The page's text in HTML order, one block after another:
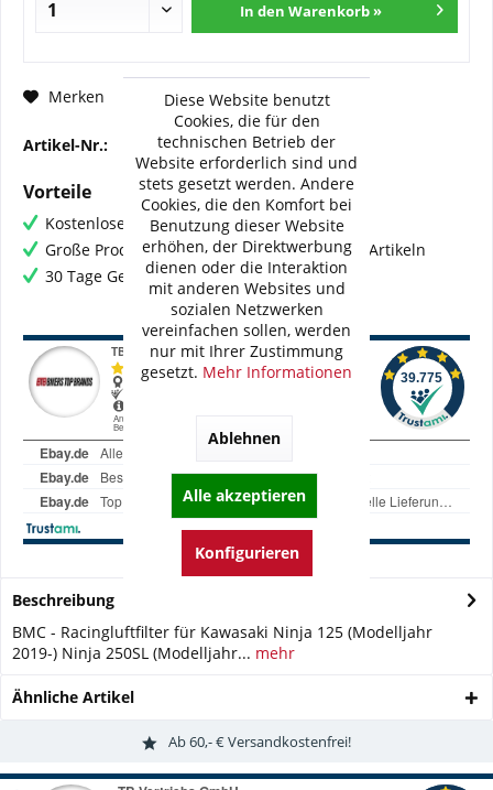
In den Warenkorb »
Merken Fragen zum Artikel?
Artikel-Nr.: BMC-FM-918-01R
Vorteile
Kostenloser Versand ab € 60,- Bestellwert
Große Produktauswahl mit mehr als 80.000 Artikeln
30 Tage Geld-Zurück-Garantie
Beschreibung
BMC - Racingluftfilter für Kawasaki Ninja 125 (Modelljahr
2019-) Ninja 250SL (Modelljahr... mehr
Ähnliche Artikel
Ab 60,- € Versandkostenfrei!
Diese Website benutzt
Cookies, die für den
technischen Betrieb der
Website erforderlich sind und
stets gesetzt werden. Andere
Cookies, die den Komfort bei
Benutzung dieser Website
erhöhen, der Direktwerbung
dienen oder die Interaktion
mit anderen Websites und
sozialen Netzwerken
vereinfachen sollen, werden
nur mit Ihrer Zustimmung
gesetzt. Mehr Informationen
Ablehnen
Alle akzeptieren
Konfigurieren